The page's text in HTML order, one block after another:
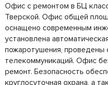
Офис с ремонтом в БЦ
Тверской. Офис общей
оснащено современным
установлена
пожаротушения, проведены
телекоммуникаций. Офис
ремонт. Безопасность
круглосуточная охрана, а